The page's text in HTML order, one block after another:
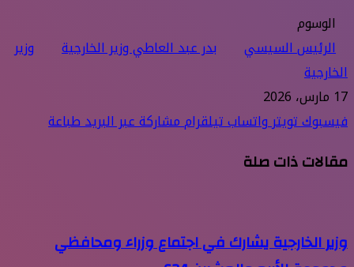
الوسوم
الرئيس السيسي
بدر عبد العاطي وزير الخارجية
وزير
الخارجية
17 مارس، 2026
فيسبوكتويتر واتسابتيلقراممشاركة عبر البريدطباعة
مقالات ذات صلة
وزير الخارجية يشارك في اجتماع وزراء ومحافظي